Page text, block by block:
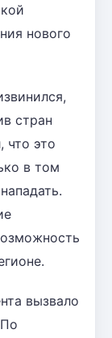
нового
стран
что это
в том
вызвало